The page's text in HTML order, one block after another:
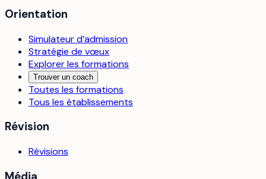
Orientation
Simulateur d’admission
Stratégie de vœux
Explorer les formations
Trouver un coach
Toutes les formations
Tous les établissements
Révision
Révisions